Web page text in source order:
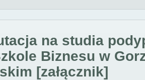
na studia
Biznesu w
[załącznik]